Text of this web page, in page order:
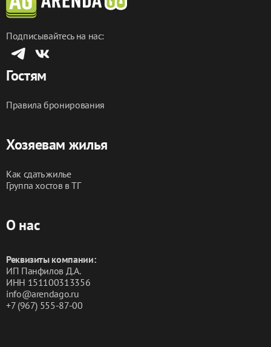
Подписывайтесь на нас:
Гостям
Правила бронирования
Хозяевам жилья
Как сдать жилье
Группа хостов в ТГ
О нас
Реквизиты компании:
ИП Панфилов Д.А.
ИНН 151100313356
info@arendago.ru
+7 (967) 555-87-00